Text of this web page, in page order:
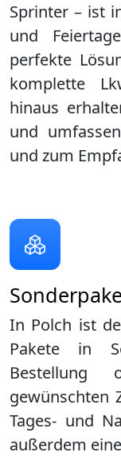
Sprinter – ist
und
perfekte
komplette
hinaus
und
und zum
In Polch ist
Pakete in
gewünschten
Tages- und
außerdem